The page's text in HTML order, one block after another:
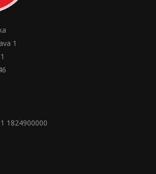
1
1824900000